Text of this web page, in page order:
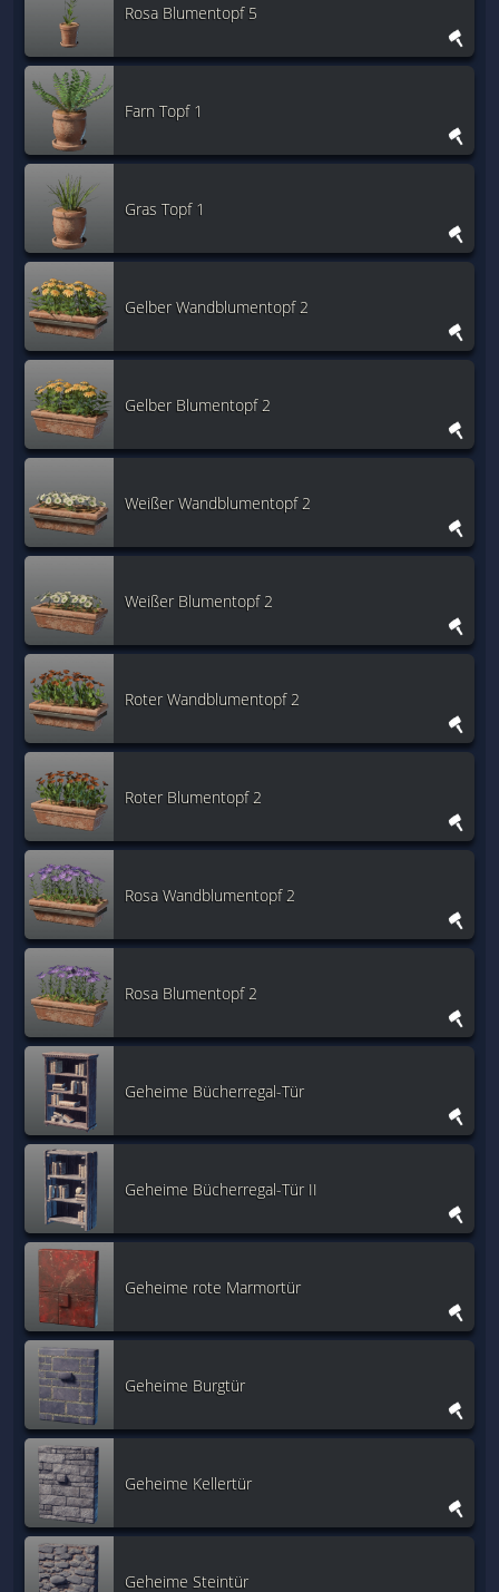
Rosa Blumentopf 5
Farn Topf 1
Gras Topf 1
Gelber Wandblumentopf 2
Gelber Blumentopf 2
Weißer Wandblumentopf 2
Weißer Blumentopf 2
Roter Wandblumentopf 2
Roter Blumentopf 2
Rosa Wandblumentopf 2
Rosa Blumentopf 2
Geheime Bücherregal-Tür
Geheime Bücherregal-Tür II
Geheime rote Marmortür
Geheime Burgtür
Geheime Kellertür
Geheime Steintür